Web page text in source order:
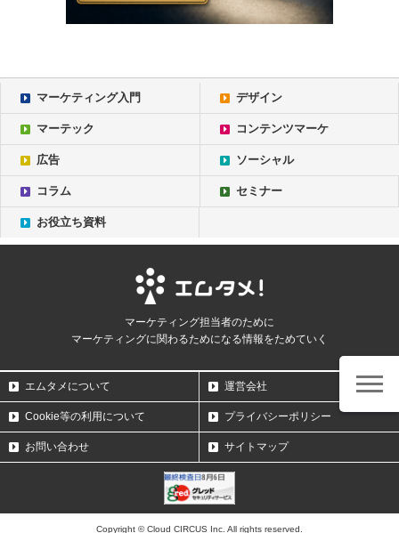
マーケティング入門 デザイン
マーテック コンテンツマーケ
広告 ソーシャル
コラム セミナー
お役立ち資料
マーケティング担当者のために
マーケティングに関わるためになる情報をためていく
エムタメについて 運営会社
Cookie等の利用について プライバシーポリシー
お問い合わせ サイトマップ
Copyright © Cloud CIRCUS Inc. All rights reserved.